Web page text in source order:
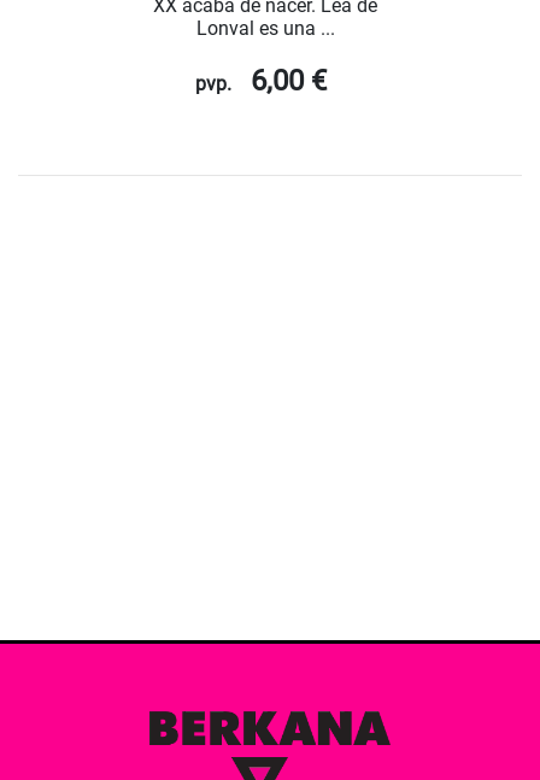
XX acaba de nacer. Léa de
Lonval es una ...
pvp. 6,00 €